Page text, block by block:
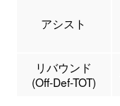
アシスト
リバウンド
(Off-Def-TOT)